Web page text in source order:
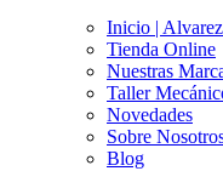
Inicio |
Tienda Online
Nuestras
Taller
Novedades
Sobre
Blog